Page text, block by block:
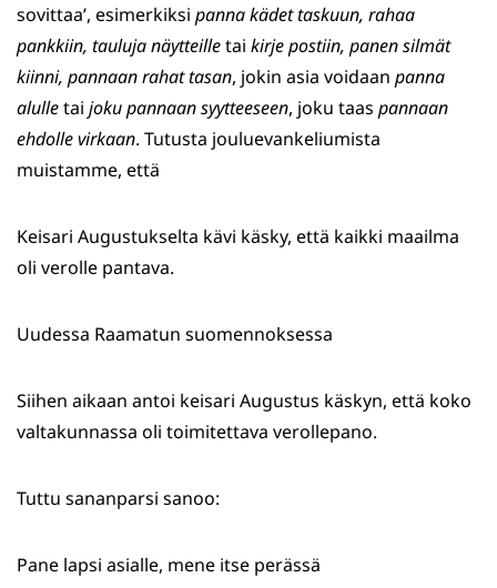
sovittaa’, esimerkiksi panna kädet taskuun, rahaa
pankkiin, tauluja näytteilletai kirje postiin, panen silmät
kiinni, pannaan rahat tasan, jokin asia voidaan panna
alulletai joku pannaan syytteeseen, joku taas pannaan
ehdolle virkaan. Tutusta jouluevankeliumista
muistamme, että
Keisari Augustukselta kävi käsky, että kaikki maailma
oli verolle pantava.
Uudessa Raamatun suomennoksessa
Siihen aikaan antoi keisari Augustus käskyn, että koko
valtakunnassa oli toimitettava verollepano.
Tuttu sananparsi sanoo:
Pane lapsi asialle, mene itse perässä